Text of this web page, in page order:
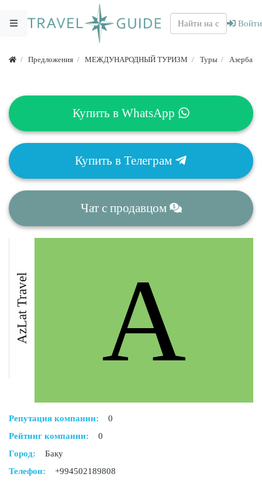
Войти
Предложения МЕЖДУНАРОДНЫЙ ТУРИЗМ Туры
Купить в WhatsApp
Купить в Телеграм
Чат с продавцом
AzLat Travel A
Репутация компании:
0
Рейтинг компании:
0
Город:
Баку
Телефон:
+994502189808